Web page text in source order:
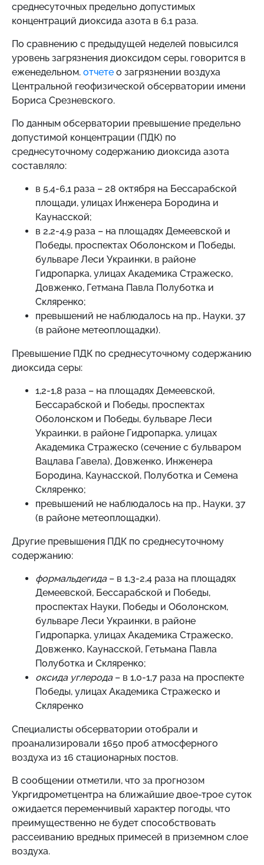
среднесуточных предельно допустимых
концентраций диоксида азота в 6,1 раза.
По сравнению с предыдущей неделей повысился
уровень загрязнения диоксидом серы, говорится в
еженедельном. отчете о загрязнении воздуха
Центральной геофизической обсерватории имени
Бориса Срезневского.
По данным обсерватории превышение предельно
допустимой концентрации (ПДК) по
среднесуточному содержанию диоксида азота
составляло:
в 5,4-6,1 раза – 28 октября на Бессарабской
площади, улицах Инженера Бородина и
Каунасской;
в 2,2-4,9 раза – на площадях Демеевской и
Победы, проспектах Оболонском и Победы,
бульваре Леси Украинки, в районе
Гидропарка, улицах Академика Стражеско,
Довженко, Гетмана Павла Полуботка и
Скляренко;
превышений не наблюдалось на пр., Науки, 37
(в районе метеоплощадки).
Превышение ПДК по среднесуточному содержанию
диоксида серы:
1,2-1,8 раза – на площадях Демеевской,
Бессарабской и Победы, проспектах
Оболонском и Победы, бульваре Леси
Украинки, в районе Гидропарка, улицах
Академика Стражеско (сечение с бульваром
Вацлава Гавела), Довженко, Инженера
Бородина, Каунасской, Полуботка и Семена
Скляренко;
превышений не наблюдалось на пр., Науки, 37
(в районе метеоплощадки).
Другие превышения ПДК по среднесуточному
содержанию:
формальдегида – в 1,3-2,4 раза на площадях
Демеевской, Бессарабской и Победы,
проспектах Науки, Победы и Оболонском,
бульваре Леси Украинки, в районе
Гидропарка, улицах Академика Стражеско,
Довженко, Каунасской, Гетьмана Павла
Полуботка и Скляренко;
оксида углерода – в 1,0-1,7 раза на проспекте
Победы, улицах Академика Стражеско и
Скляренко
Специалисты обсерватории отобрали и
проанализировали 1650 проб атмосферного
воздуха из 16 стационарных постов.
В сообщении отметили, что за прогнозом
Укргидрометцентра на ближайшие двое-трое суток
ожидается переменчивый характер погоды, что
преимущественно не будет способствовать
рассеиванию вредных примесей в приземном слое
воздуха.